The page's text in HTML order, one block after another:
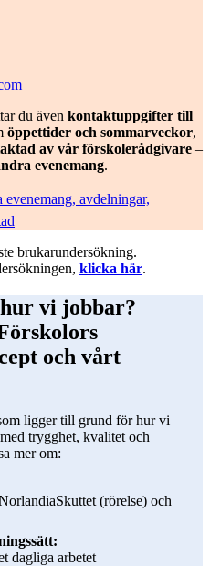
du även kontaktuppgifter till
öppettider och sommarveckor,
av vår förskolerådgivare –
evenemang.
avdelningar,
brukarundersökning.
klicka här.
vi jobbar?
och vårt
ligger till grund för hur vi
trygghet, kvalitet och
mer om:
(rörelse) och
dagliga arbetet